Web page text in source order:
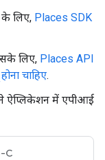
लिए, Places SDK
लिए, Places API
चाहिए.
ऐप्लिकेशन में एपीआई
C